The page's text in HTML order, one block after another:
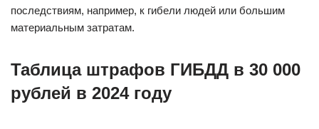
последствиям, например, к гибели людей или большим
материальным затратам.
Таблица штрафов ГИБДД в 30 000
рублей в 2024 году